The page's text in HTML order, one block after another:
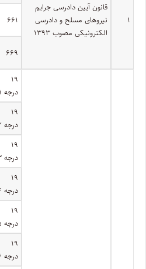
۱
قانون آیین دادرسی جرایم
نیروهای مسلح و دادرسی
الکترونیکی مصوب ۱۳۹۳
۶۶۱
۶۶۹
۱۹
درجه ۱
۱۹
درجه ۲
۱۹
درجه ۳
۱۹
درجه ۴
۱۹
درجه ۵
۱۹
درجه ۶